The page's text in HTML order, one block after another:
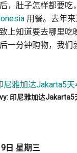
，肚子怎样都要吃
用餐。去年
上知道要去哪里吃
一分钟购物，我们
印尼雅加达Jakarta5
日 星期三